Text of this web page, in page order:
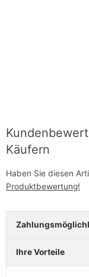
Käufern
Haben Sie diesen
Produktbewertung!
Ihre Vorteile